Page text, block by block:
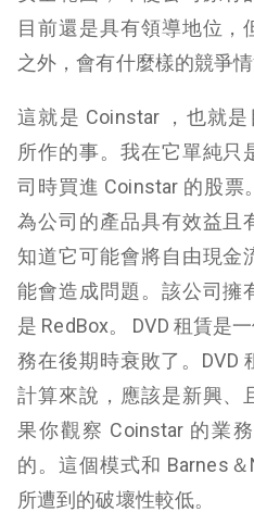
目前還是具有領導地位，
之外，會有什麼樣的競爭情
這就是 Coinstar ，也就是
所作的事。我在它單純只
司時買進 Coinstar 的股
為公司的產品具有效益且
知道它可能會將自由現金
能會造成問題。該公司擁
是 RedBox。 DVD 租賃是
務在後期時衰敗了。DVD
計算來說，應該是新興、
果你觀察 Coinstar 的業
的。這個模式和 Barnes
所遭到的破壞性較低。